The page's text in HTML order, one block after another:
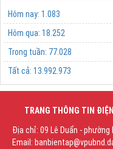
Hôm nay: 1.083
Hôm qua: 18.252
Trong tuần: 77.028
Tất cả: 13.992.973
TRANG THÔNG TIN
Địa chỉ: 09 Lê Duẩn -
Email: